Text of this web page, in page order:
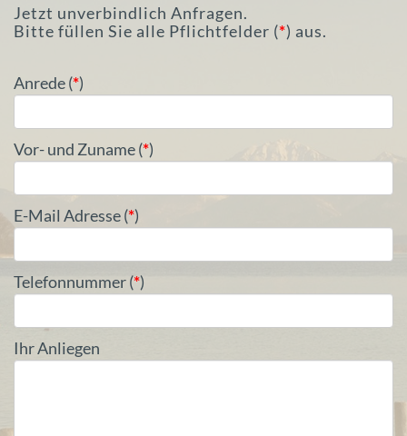
Jetzt unverbindlich Anfragen.
Bitte füllen Sie alle Pflichtfelder (*) aus.
Anrede (*)
Vor- und Zuname (*)
E-Mail Adresse (*)
Telefonnummer (*)
Ihr Anliegen